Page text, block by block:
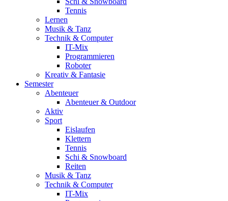
Tennis
Lernen
Musik & Tanz
Technik & Computer
IT-Mix
Programmieren
Roboter
Kreativ & Fantasie
Semester
Abenteuer
Abenteuer & Outdoor
Aktiv
Sport
Eislaufen
Klettern
Tennis
Schi & Snowboard
Reiten
Musik & Tanz
Technik & Computer
IT-Mix